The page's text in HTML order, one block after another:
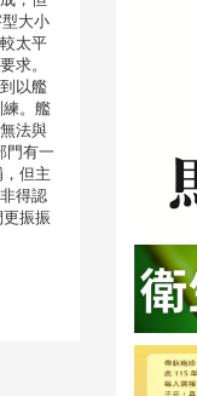
大小
太平
求。
以艦
。艦
法與
門有一
但主
得認
振振